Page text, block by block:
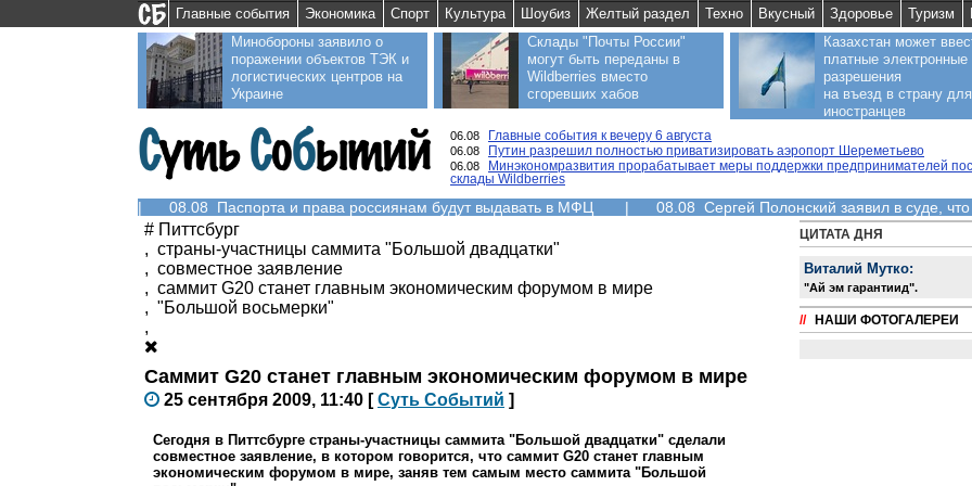
Главные события Экономика Спорт Культура Шоубиз Желтый раздел Техно Вкусный Здоровье Туризм
Минобороны заявило о
поражении объектов ТЭК и
логистических центров на
Украине
Склады "Почты России"
могут быть переданы в
Wildberries вместо
сгоревших хабов
Казахстан может
платные электронные
разрешения
на въезд в страну для
иностранцев
06.08
Главные события к вечеру 6 августа
06.08
Путин разрешил полностью приватизировать аэропорт Шереметьево
06.08
Минэкономразвития прорабатывает меры поддержки предпринимателей
склады Wildberries
| 08.08 Паспорта и права россиянам будут выдавать в МФЦ | 08.08 Сергей Полонский заявил в суде,
# Питтсбург
, страны-участницы саммита "Большой двадцатки"
, совместное заявление
, саммит G20 станет главным экономическим форумом в мире
, "Большой восьмерки"
,
Саммит G20 станет главным экономическим форумом в мире
25 сентября 2009, 11:40 [Суть Событий ]
Сегодня в Питтсбурге страны-участницы саммита "Большой двадцатки" сделали
совместное заявление, в котором говорится, что саммит G20 станет главным
экономическим форумом в мире, заняв тем самым место саммита "Большой
ЦИТАТА ДНЯ
Виталий Мутко:
"Aй эм гарантиид".
// НАШИ ФОТОГАЛЕРЕИ